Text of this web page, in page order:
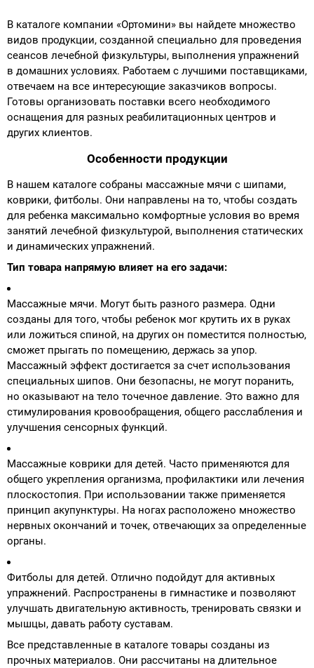
В каталоге компании «Ортомини» вы найдете множество
видов продукции, созданной специально для проведения
сеансов лечебной физкультуры, выполнения упражнений
в домашних условиях. Работаем с лучшими поставщиками,
отвечаем на все интересующие заказчиков вопросы.
Готовы организовать поставки всего необходимого
оснащения для разных реабилитационных центров и
других клиентов.
Особенности продукции
В нашем каталоге собраны массажные мячи с шипами,
коврики, фитболы. Они направлены на то, чтобы создать
для ребенка максимально комфортные условия во время
занятий лечебной физкультурой, выполнения статических
и динамических упражнений.
Тип товара напрямую влияет на его задачи:
Массажные мячи. Могут быть разного размера. Одни
созданы для того, чтобы ребенок мог крутить их в руках
или ложиться спиной, на других он поместится полностью,
сможет прыгать по помещению, держась за упор.
Массажный эффект достигается за счет использования
специальных шипов. Они безопасны, не могут поранить,
но оказывают на тело точечное давление. Это важно для
стимулирования кровообращения, общего расслабления и
улучшения сенсорных функций.
Массажные коврики для детей. Часто применяются для
общего укрепления организма, профилактики или лечения
плоскостопия. При использовании также применяется
принцип акупунктуры. На ногах расположено множество
нервных окончаний и точек, отвечающих за определенные
органы.
Фитболы для детей. Отлично подойдут для активных
упражнений. Распространены в гимнастике и позволяют
улучшать двигательную активность, тренировать связки и
мышцы, давать работу суставам.
Все представленные в каталоге товары созданы из
прочных материалов. Они рассчитаны на длительное